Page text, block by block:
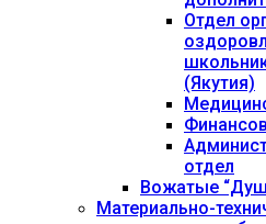
Отдел
(Якутия)
отдел
Вожатые
Материально-